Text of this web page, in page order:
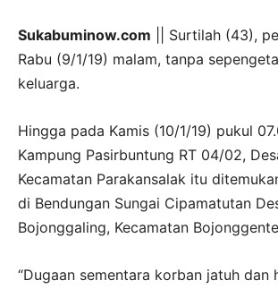
Sukabuminow.com || Surtilah (43),
Rabu (9/1/19) malam, tanpa
keluarga.
Hingga pada Kamis (10/1/19) pukul
Kampung Pasirbuntung RT 04/02,
Kecamatan Parakansalak itu
di Bendungan Sungai Cipamatutan
Bojonggaling, Kecamatan
“Dugaan sementara korban jatuh dan